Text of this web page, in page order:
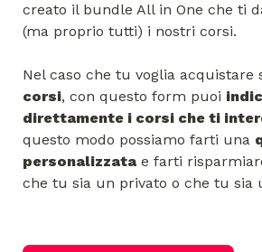
creato il bundle All in One che ti
(ma proprio tutti) i nostri corsi.
Nel caso che tu voglia acquistare
corsi, con questo form puoi
direttamente i corsi che ti
questo modo possiamo farti una
personalizzata e farti
che tu sia un privato o che tu sia